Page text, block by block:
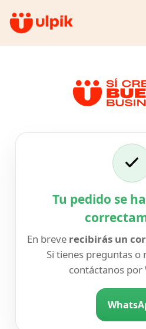
Tu pedido se
En breve recibirás un
Si tienes preguntas o
contáctanos por